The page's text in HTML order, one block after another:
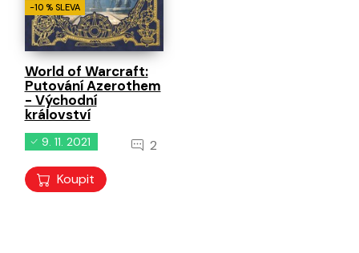
-10 % SLEVA
World of Warcraft:
Putování Azerothem
- Východní
království
9. 11. 2021 2
Koupit